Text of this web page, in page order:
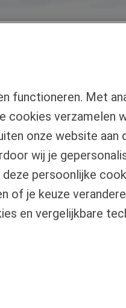
Over Florius
Pers
Nieuwsbrief
functioneren. Met
cookies verzamelen
onze website aan
wij je
persoonlijke
je keuze
en vergelijkbare